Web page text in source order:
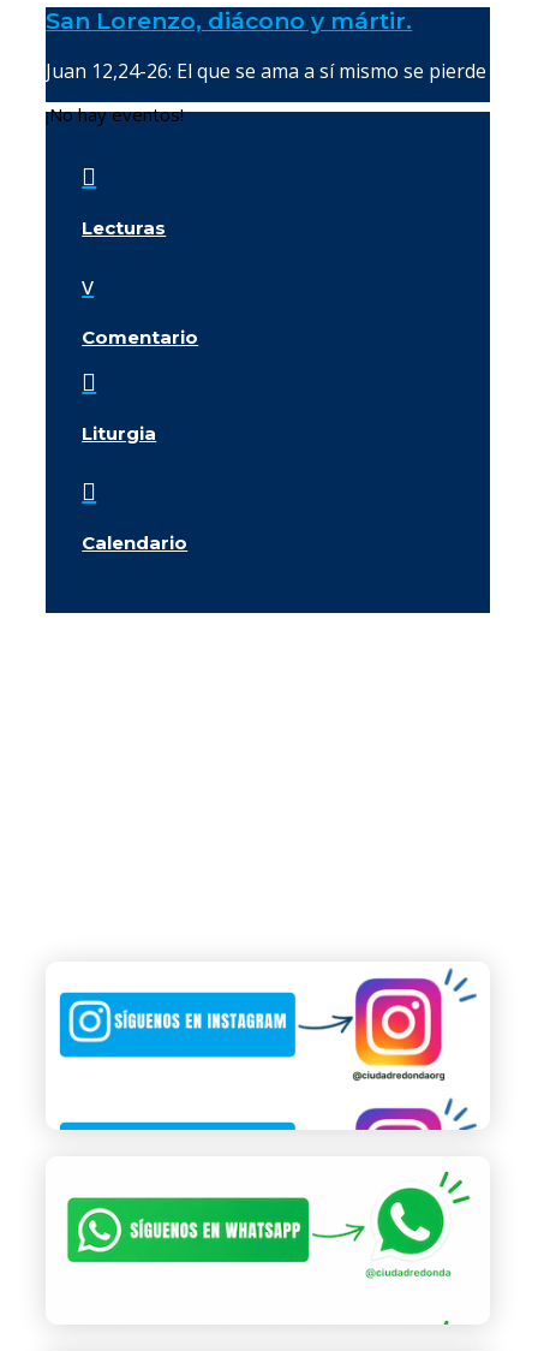
San Lorenzo, diácono y mártir.
Juan 12,24-26: El que se ama a sí mismo se pierde
¡No hay eventos!

Lecturas
v
Comentario

Liturgia

Calendario